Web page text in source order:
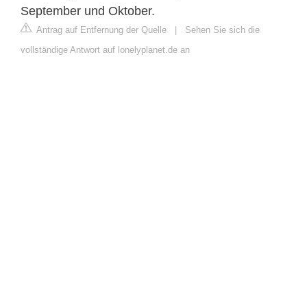
September und Oktober.
Antrag auf Entfernung der Quelle | Sehen Sie sich die
vollständige Antwort auf lonelyplanet.de an